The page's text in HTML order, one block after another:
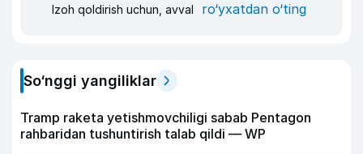
Izoh qoldirish uchun, avval ro‘yxatdan o‘ting
So‘nggi yangiliklar
Tramp raketa yetishmovchiligi sabab Pentagon
rahbaridan tushuntirish talab qildi — WP